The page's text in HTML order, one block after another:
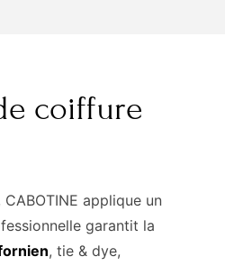
coiffure
applique un
garantit la
, tie & dye,